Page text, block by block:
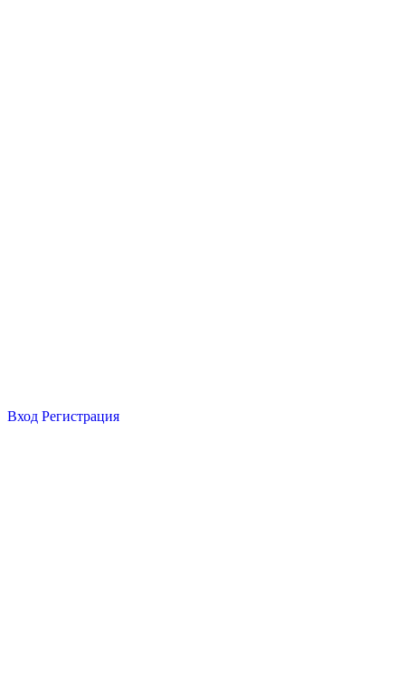
Вход Регистрация